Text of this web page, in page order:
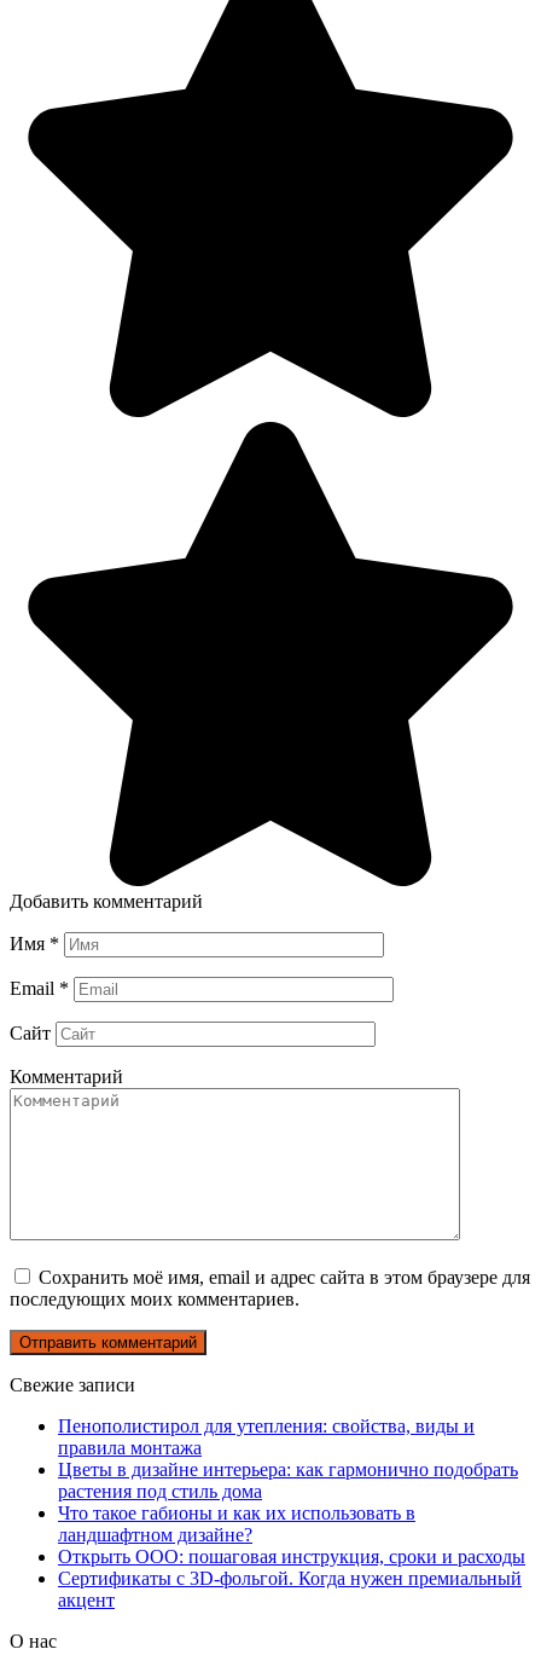
Добавить комментарий
Имя *
Email *
Сайт
Комментарий
Сохранить моё имя, email и адрес сайта в этом браузере для
последующих моих комментариев.
Свежие записи
Пенополистирол для утепления: свойства, виды и
правила монтажа
Цветы в дизайне интерьера: как гармонично подобрать
растения под стиль дома
Что такое габионы и как их использовать в
ландшафтном дизайне?
Открыть ООО: пошаговая инструкция, сроки и расходы
Сертификаты с 3D-фольгой. Когда нужен премиальный
акцент
О нас